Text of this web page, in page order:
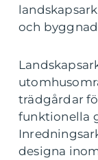
och
trädgårdar
funktionella
designa